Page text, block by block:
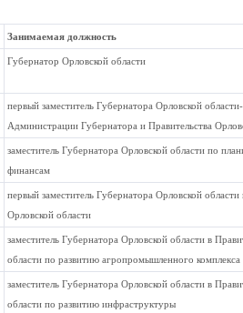
Занимаемая должность
Губернатор Орловской области
первый заместитель Губернатора Орловской
Администрации Губернатора и Правительства
заместитель Губернатора Орловской области по
финансам
первый заместитель Губернатора Орловской области
Орловской области
заместитель Губернатора Орловской области в
области по развитию агропромышленного комплекса
заместитель Губернатора Орловской области в
области по развитию инфраструктуры